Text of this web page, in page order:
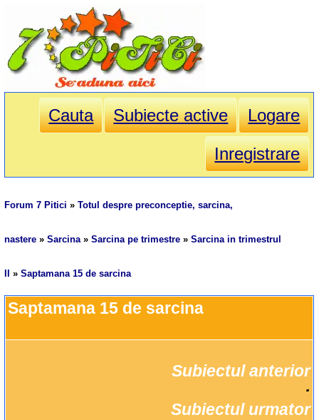
Cauta Subiecte active
Logare
Inregistrare
Forum 7 Pitici »Totul despre preconceptie, sarcina,
nastere »Sarcina»Sarcina pe trimestre »Sarcina in trimestrul
»Saptamana 15 de sarcina
Saptamana 15 de sarcina
Subiectul anterior
Subiectul urmator